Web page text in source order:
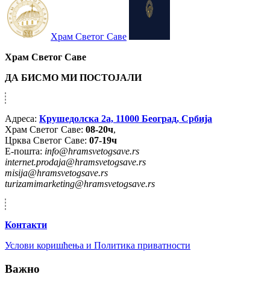
Храм Светог Саве
Храм Светог Саве
ДА БИСМО МИ ПОСТОЈАЛИ
Адреса: Крушедолска 2а, 11000 Београд, Србија
Храм Светог Саве: 08-20ч,
Црква Светог Саве: 07-19ч
Е-пошта: info@hramsvetogsave.rs
internet.prodaja@hramsvetogsave.rs
misija@hramsvetogsave.rs
turizamimarketing@hramsvetogsave.rs
Контакти
Услови коришћења и Политика приватности
Важно